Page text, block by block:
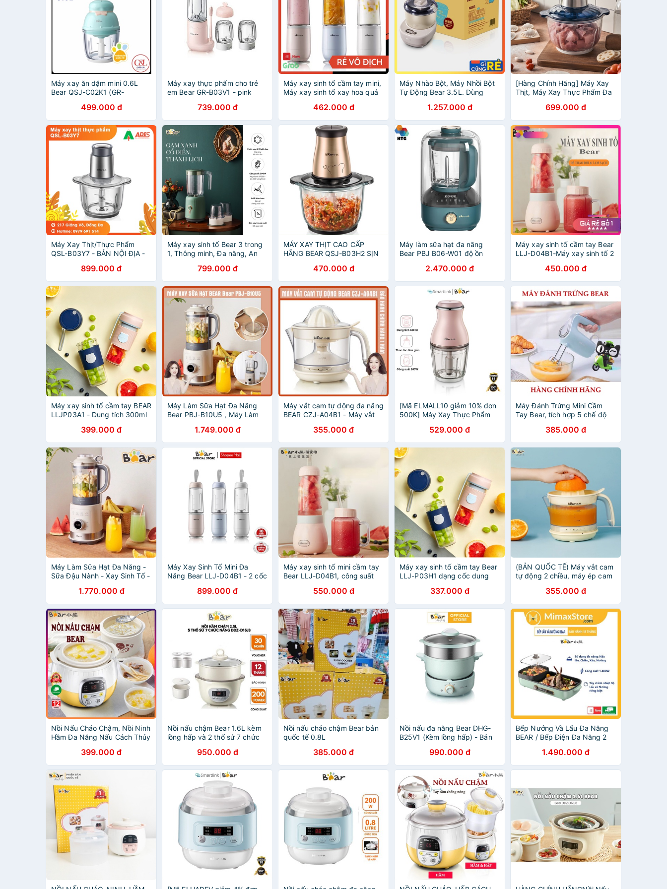
Máy xay ăn dặm mini 0.6L
Bear QSJ-C02K1 (GR-
499.000 đ
Máy xay thực phẩm cho trẻ
em Bear GR-B03V1 - pink
739.000 đ
Máy xay sinh tố cầm tay mini,
Máy xay sinh tố xay hoa quả
462.000 đ
Máy Nhào Bột, Máy Nhồi Bột
Tự Động Bear 3.5L. Dùng
Nâng Cấp Động Cơ)
1.257.000 đ
[Hàng Chính Hãng] Máy Xay
Thịt, Máy Xay Thực Phẩm Đa
699.000 đ
Máy Xay Thịt/Thực Phẩm
QSL-B03Y7 - BẢN NỘI ĐỊA -
Xay Inox Đa Năng - NEW
2021
899.000 đ
Máy xay sinh tố Bear 3 trong
1, Thông minh, Đa năng, An
những thao tác đơn giản, trẻ
trung
799.000 đ
MÁY XAY THỊT CAO CẤP
HÃNG BEAR QSJ-B03H2 SỊN
470.000 đ
Máy làm sữa hạt đa năng
Bear PBJ B06-W01 độ ồn
tố, nước ép, hẹn giờ thông
minh, chính hãng
2.470.000 đ
Máy xay sinh tố cầm tay Bear
LLJ-D04B1-Máy xay sinh tố 2
chính hãng450.000 đ
Máy xay sinh tố cầm tay BEAR
LLJP03A1 - Dung tích 300ml
399.000 đ
Máy Làm Sữa Hạt Đa Năng
Bear PBJ-B10U5 , Máy Làm
Tố 1,5L- 8 Chế Độ chính hãng
BH 1 năm
1.749.000 đ
Máy vắt cam tự động đa năng
BEAR CZJ-A04B1 - Máy vắt
Công suất 30W - Bảo Hành
Chính Hãng
355.000 đ
[Mã ELMALL10 giảm 10% đơn
500K] Máy Xay Thực Phẩm
Hàng Chính Hãng - Bảo Hành
18 tháng
529.000 đ
Máy Đánh Trứng Mini Cầm
Tay Bear, tích hợp 5 chế độ
kế gọn nhẹ - LB1210212
385.000 đ
Máy Làm Sữa Hạt Đa Năng -
Sữa Đậu Nành - Xay Sinh Tố -
Độ Chức Năng1.770.000 đ
Máy Xay Sinh Tố Mini Đa
Năng Bear LLJ-D04B1 - 2 cốc
Bảo Hành 18 Tháng
899.000 đ
Máy xay sinh tố mini cầm tay
Bear LLJ-D04B1, công suất
550.000 đ
Máy xay sinh tố cầm tay Bear
LLJ-P03H1 dạng cốc dung
bảo hành 6 tháng
337.000 đ
(BẢN QUỐC TẾ) Máy vắt cam
tự động 2 chiều, máy ép cam
gia đình - LB411211
355.000 đ
Nồi Nấu Cháo Chậm, Nồi Ninh
Hầm Đa Năng Nấu Cách Thủy
399.000 đ
Nồi nấu chậm Bear 1.6L kèm
lồng hấp và 2 thố sứ 7 chức
chính hãng bản quốc tế DDZ-
D16J3
950.000 đ
Nồi nấu cháo chậm Bear bản
quốc tế 0.8L
385.000 đ
Nồi nấu đa năng Bear DHG-
B25V1 (Kèm lồng hấp) - Bản
990.000 đ
Bếp Nướng Và Lẩu Đa Năng
BEAR / Bếp Điện Đa Năng 2
C15G1 | Hàng Chính Hãng |
Bảo Hành 18 Tháng
1.490.000 đ